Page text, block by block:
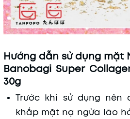
Hướng dẫn sử dụng mặt
Banobagi Super
30g
Trước khi sử dụng nên
khắp mặt nạ ngừa lão